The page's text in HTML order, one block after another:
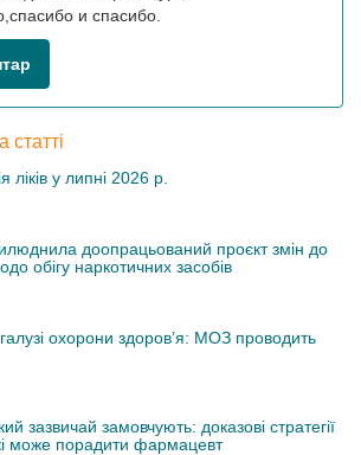
и спасибо.
статті
ліків у липні 2026 р.
доопрацьований проєкт змін до
обігу наркотичних засобів
охорони здоров’я: МОЗ проводить
зазвичай замовчують: доказові стратегії
може порадити фармацевт